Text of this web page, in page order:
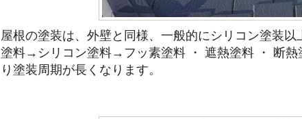
屋根の塗装は、外壁と同様、一般的にシリコン塗装
塗料→シリコン塗料→フッ素塗料 ・ 遮熱塗料 ・ 断熱
り塗装周期が長くなります。